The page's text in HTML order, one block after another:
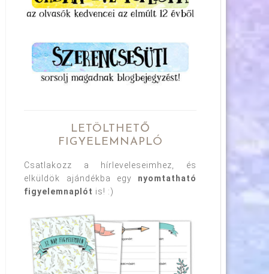
LETÖLTHETŐ
FIGYELEMNAPLÓ
Csatlakozz a hírleveleseimhez, és
elküldök ajándékba egy nyomtatható
figyelemnaplót is! :)